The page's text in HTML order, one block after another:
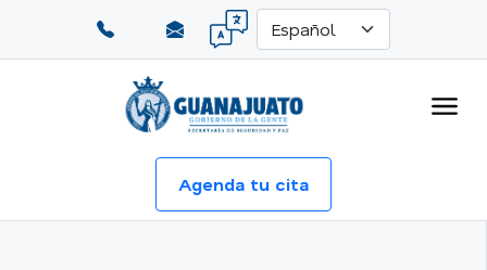
Agenda tu cita